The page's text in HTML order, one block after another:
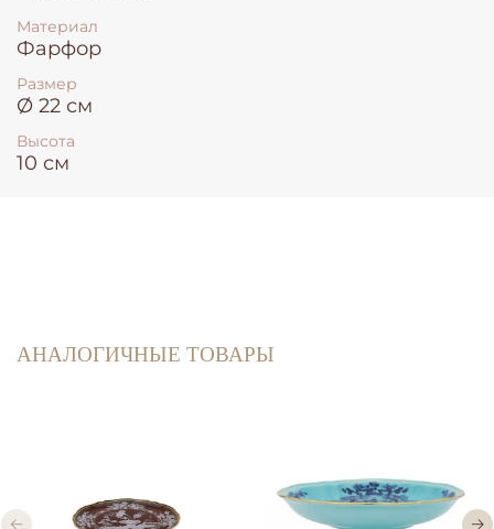
Материал
Фарфор
Размер
Ø 22 см
Высота
10 см
АНАЛОГИЧНЫЕ ТОВАРЫ